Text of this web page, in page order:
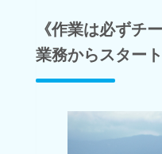
《作業は必ずチ
業務からスター